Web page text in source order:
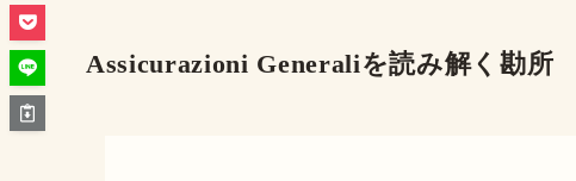
Assicurazioni Generaliを読み解く勘所